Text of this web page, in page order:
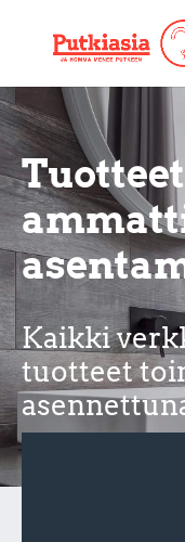
Tuotteet
Kaikki
tuotteet